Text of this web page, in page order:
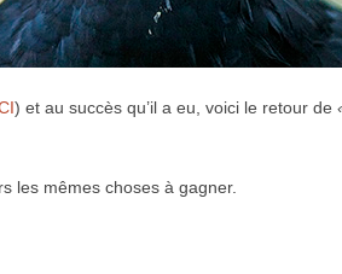
) et au succès qu’il a eu, voici le retour de
les mêmes choses à gagner.